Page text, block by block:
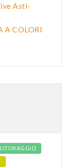
Asti-
A COLORI